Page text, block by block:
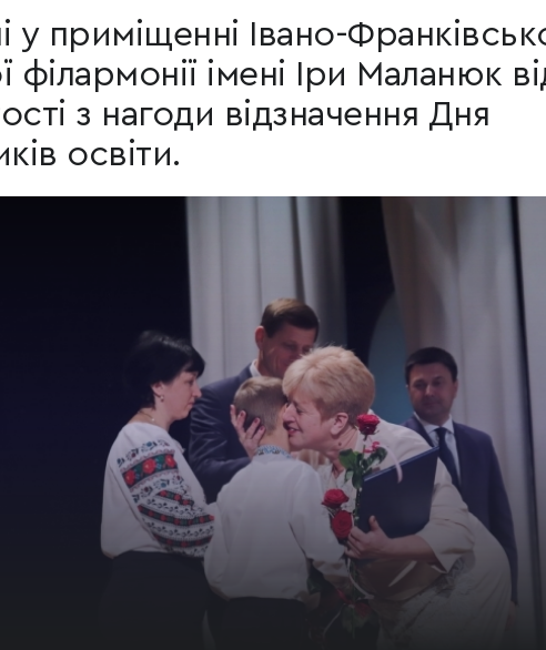
у приміщенні Івано-
філармонії імені Іри Маланюк
з нагоди відзначення Дня
освіти.